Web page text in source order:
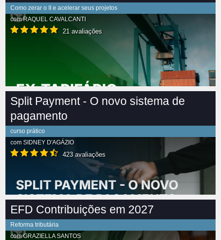
Como zerar o II e acelerar seus projetos
comRAQUEL CAVALCANTI
21 avaliações
Split Payment - O novo sistema de
pagamento
curso prático
com SIDNEY D'AGÁZIO
423 avaliações
EFD Contribuições em 2027
Reforma tributária
comGRAZIELLA SANTOS